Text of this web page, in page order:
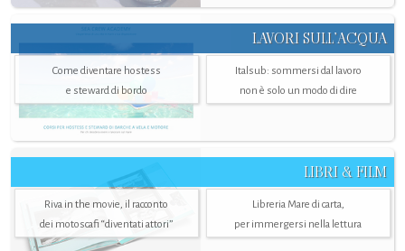
LAVORI SULL’ACQUA
Come diventare hostess
e steward di bordo
Italsub: sommersi dal lavoro
non è solo un modo di dire
LIBRI & FILM
Riva in the movie, il racconto
dei motoscafi “diventati attori”
Libreria Mare di carta,
per immergersi nella lettura